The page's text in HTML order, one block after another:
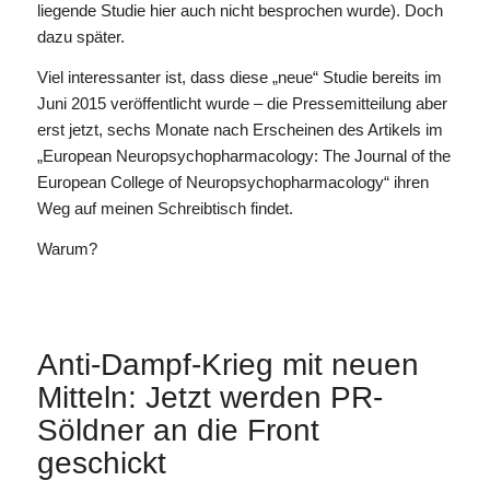
liegende Studie hier auch nicht besprochen wurde). Doch
dazu später.
Viel interessanter ist, dass diese „neue“ Studie bereits im
Juni 2015 veröffentlicht wurde – die Pressemitteilung aber
erst jetzt, sechs Monate nach Erscheinen des Artikels im
„European Neuropsychopharmacology: The Journal of the
European College of Neuropsychopharmacology“ ihren
Weg auf meinen Schreibtisch findet.
Warum?
Anti-Dampf-Krieg mit neuen
Mitteln: Jetzt werden PR-
Söldner an die Front
geschickt